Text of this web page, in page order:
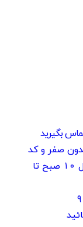
بگیرید
صفر و کد
| ۸:۳۰ صبح الی ۱۲ شب و ایام تعطیل ۱۰ صبح تا